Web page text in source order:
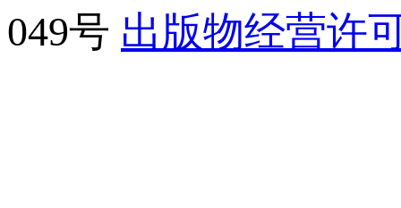
049号 出版物经营许